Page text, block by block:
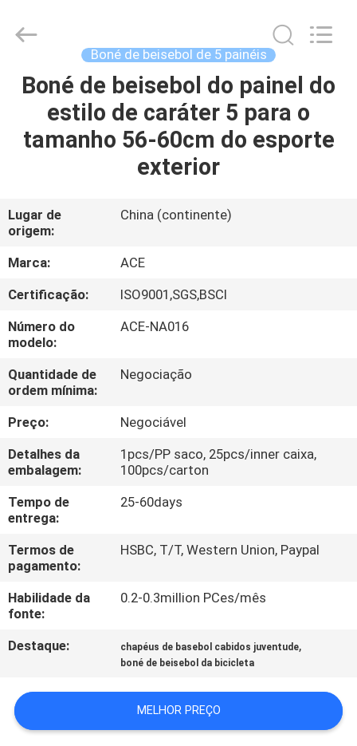
CASA
PRODUTOS
NÓS
EXCURSÃO
DA
FÁBRICA
CONTROLE
DA
QUALIDADE
CONTACTE-
NOS
NOTÍCIA
CASOS
MAPA
SITE
Manufacturing
Rights
Reserved.
Boné de beisebol de 5 painéis
Boné de beisebol do painel do
estilo de caráter 5 para o
tamanho 56-60cm do esporte
exterior
Lugar de
origem:
China (continente)
Marca:
ACE
Certificação:
ISO9001,SGS,BSCI
Número do
modelo:
ACE-NA016
Quantidade de
ordem mínima:
Negociação
Preço:
Negociável
Detalhes da
embalagem:
1pcs/PP saco, 25pcs/inner caixa,
100pcs/carton
Tempo de
entrega:
25-60days
Termos de
pagamento:
HSBC, T/T, Western Union, Paypal
Habilidade da
fonte:
0.2-0.3million PCes/mês
Destaque: chapéus de basebol cabidos juventude,
boné de beisebol da bicicleta
MELHOR PREÇO